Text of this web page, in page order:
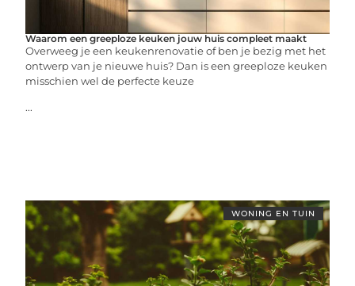
Waarom een greeploze keuken jouw huis compleet maakt
Overweeg je een keukenrenovatie of ben je bezig met het
ontwerp van je nieuwe huis? Dan is een greeploze keuken
misschien wel de perfecte keuze
...
WONING EN TUIN